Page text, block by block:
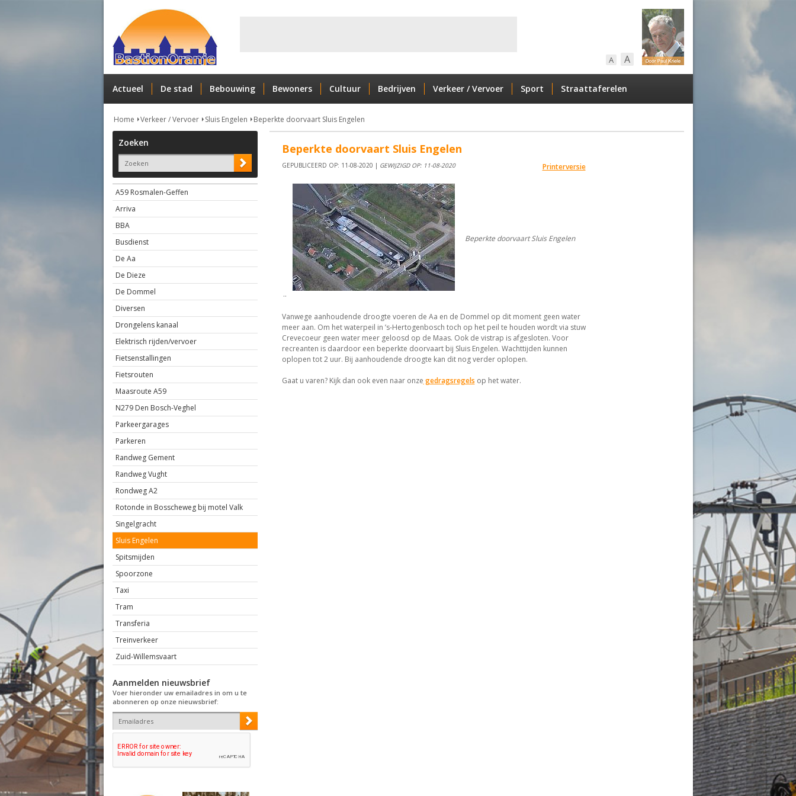
A A
Actueel De stad Bebouwing Bewoners Cultuur Bedrijven Verkeer / Vervoer Sport Straattaferelen
Home Verkeer / Vervoer Sluis Engelen Beperkte doorvaart Sluis Engelen
Zoeken
A59 Rosmalen-Geffen
Arriva
BBA
Busdienst
De Aa
De Dieze
De Dommel
Diversen
Drongelens kanaal
Elektrisch rijden/vervoer
Fietsenstallingen
Fietsrouten
Maasroute A59
N279 Den Bosch-Veghel
Parkeergarages
Parkeren
Randweg Gement
Randweg Vught
Rondweg A2
Rotonde in Bosscheweg bij motel Valk
Singelgracht
Sluis Engelen
Spitsmijden
Spoorzone
Taxi
Tram
Transferia
Treinverkeer
Zuid-Willemsvaart
Aanmelden nieuwsbrief
Voer hieronder uw emailadres in om u te
abonneren op onze nieuwsbrief:
Beperkte doorvaart Sluis Engelen
Printerversie
GEPUBLICEERD OP: 11-08-2020 | GEWIJZIGD OP: 11-08-2020
..
Beperkte doorvaart Sluis Engelen
Vanwege aanhoudende droogte voeren de Aa en de Dommel op dit moment geen water
meer aan. Om het waterpeil in ’s-Hertogenbosch toch op het peil te houden wordt via stuw
Crevecoeur geen water meer geloosd op de Maas. Ook de vistrap is afgesloten. Voor
recreanten is daardoor een beperkte doorvaart bij Sluis Engelen. Wachttijden kunnen
oplopen tot 2 uur. Bij aanhoudende droogte kan dit nog verder oplopen.
Gaat u varen? Kijk dan ook even naar onze gedragsregels op het water.